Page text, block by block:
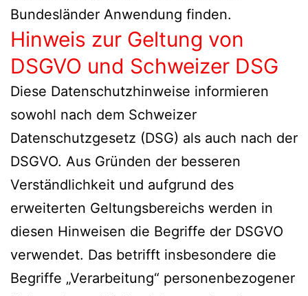
Bundesländer Anwendung finden.
Hinweis zur Geltung von
DSGVO und Schweizer DSG
Diese Datenschutzhinweise informieren
sowohl nach dem Schweizer
Datenschutzgesetz (DSG) als auch nach der
DSGVO. Aus Gründen der besseren
Verständlichkeit und aufgrund des
erweiterten Geltungsbereichs werden in
diesen Hinweisen die Begriffe der DSGVO
verwendet. Das betrifft insbesondere die
Begriffe „Verarbeitung“ personenbezogener